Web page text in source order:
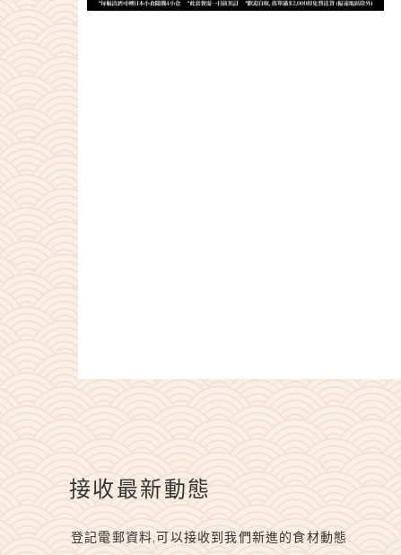
接收最新動態
登記電郵資料,可以接收到我們新進的食材動態